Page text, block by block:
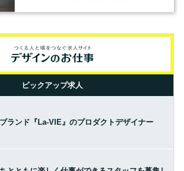
ピックアップ求人
ランド『La-VIE』のプロダクトデザイナー